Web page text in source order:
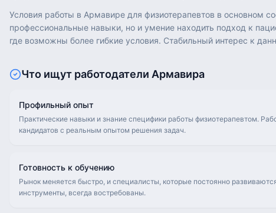
Условия работы в Армавире для физиотерапевтов в основном
профессиональные навыки, но и умение находить подход к
где возможны более гибкие условия. Стабильный интерес к
Что ищут работодатели Армавира
Профильный опыт
Практические навыки и знание специфики работы физиотерапевтом.
кандидатов с реальным опытом решения задач.
Готовность к обучению
Рынок меняется быстро, и специалисты, которые постоянно
инструменты, всегда востребованы.